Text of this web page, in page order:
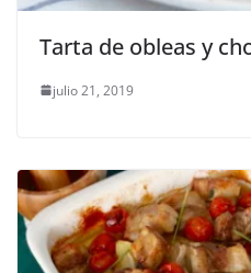
Tarta de obleas y
julio 21, 2019